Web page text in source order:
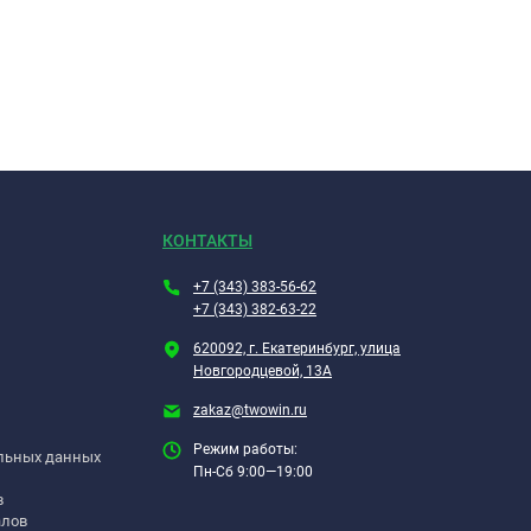
данных
КОНТАКТЫ
+7 (343) 383-56-62
+7 (343) 382-63-22
620092, г. Екатеринбург, улица
Новгородцевой, 13А
zakaz@twowin.ru
Режим работы:
Пн-Сб 9:00—19:00